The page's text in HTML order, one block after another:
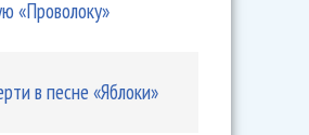
«Проволоку»
в песне «Яблоки»